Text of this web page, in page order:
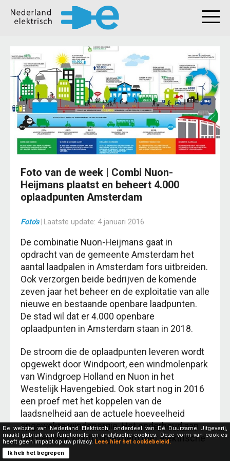
Foto van de week | Combi Nuon-
Heijmans plaatst en beheert 4.000
oplaadpunten Amsterdam
Foto's|Laatste update: 4 januari 2016
De combinatie Nuon-Heijmans gaat in
opdracht van de gemeente Amsterdam het
aantal laadpalen in Amsterdam fors uitbreiden.
Ook verzorgen beide bedrijven de komende
zeven jaar het beheer en de exploitatie van alle
nieuwe en bestaande openbare laadpunten.
De stad wil dat er 4.000 openbare
oplaadpunten in Amsterdam staan in 2018.
De stroom die de oplaadpunten leveren wordt
opgewekt door Windpoort, een windmolenpark
van Windgroep Holland en Nuon in het
Westelijk Havengebied. Ook start nog in 2016
een proef met het koppelen van de
laadsnelheid aan de actuele hoeveelheid
opgewekte windenergie. Het onderhoud aan
het netwerk wordt uitgevoerd met elektrische
voertuigen.
De website van Nederland Elektrisch, onderdeel van Dé Duurzame Uitgeverij,
maakt gebruik van functionele en analytische cookies. Deze vorm van cookies
heeft geen impact op uw privacy. Lees hier het cookiebeleid.
Ik heb het begrepen